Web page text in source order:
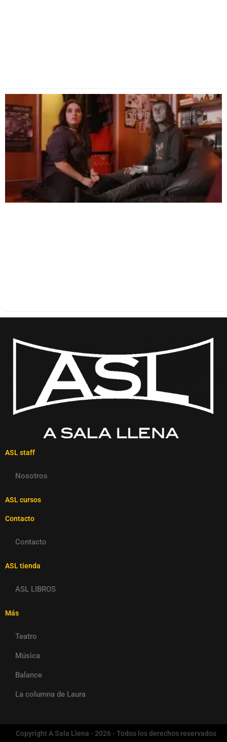
ASL staff
Nosotros
ASL cursos
Contacto
Contacto
ASL tienda
ASL LIBROS
Más
Teatro
Música
Balance
La columna de Laura
Copyright A Sala Llena - 2026 - Todos los derechos reservados